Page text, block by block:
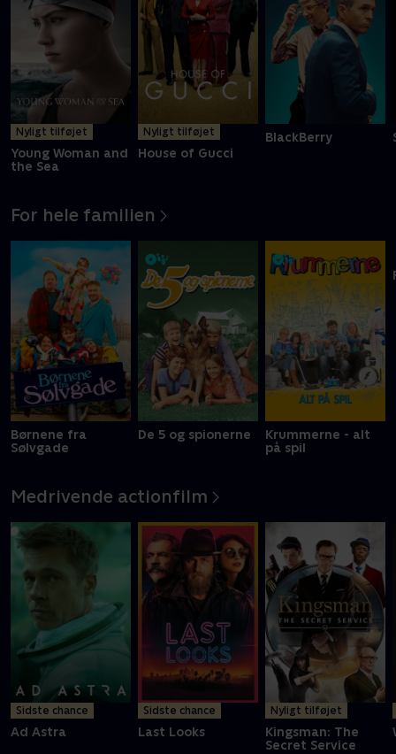
Nyligt tilføjet
Young Woman and
the Sea
Nyligt tilføjet
House of Gucci
BlackBerry
For hele familien
Børnene fra
Sølvgade
De 5 og spionerne
Krummerne - alt
på spil
Medrivende actionfilm
Sidste chance
Ad Astra
Sidste chance
Last Looks
Nyligt tilføjet
Kingsman: The
Secret Service